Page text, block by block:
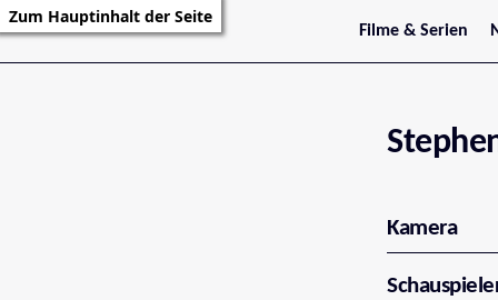
Zum Hauptinhalt der Seite
Filme & Serien
Trailer
Serienarchiv
Kamera